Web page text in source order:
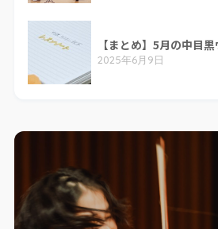
【まとめ】5月の中目
2025年6月9日